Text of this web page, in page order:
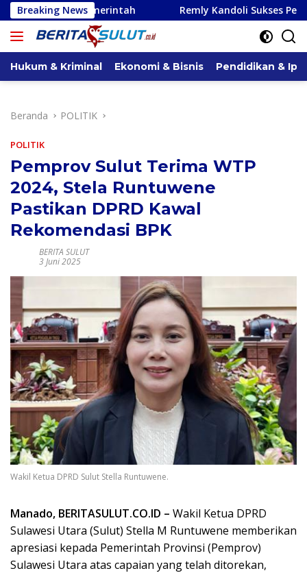
Langsung
ke
konten
Breaking NewsRemly Kandoli Sukses Perjuangkan
Hukum & Kriminal Ekonomi & Bisnis Pendidikan &
Beranda POLITIK
POLITIK
Pemprov Sulut Terima WTP
2024, Stela Runtuwene
Pastikan DPRD Kawal
Rekomendasi BPK
BERITA SULUT
3 Juni 2025
Wakil Ketua DPRD Sulut Stella Runtuwene.
Manado, BERITASULUT.CO.ID – Wakil Ketua DPRD
Sulawesi Utara (Sulut) Stella M Runtuwene memberikan
apresiasi kepada Pemerintah Provinsi (Pemprov)
Sulawesi Utara atas capaian yang telah ditorekan,